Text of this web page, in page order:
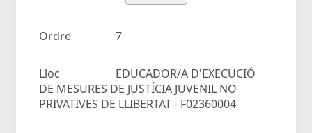
Ordre 7
Lloc
EDUCADOR/A D'EXECUCIÓ
DE MESURES DE JUSTÍCIA JUVENIL NO
PRIVATIVES DE LLIBERTAT - F02360004